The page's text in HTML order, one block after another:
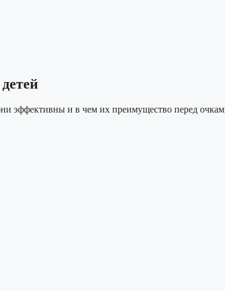
эффективны и в чем их преимущество перед